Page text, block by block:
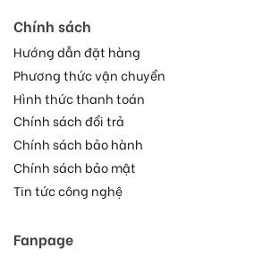
Chính sách
Hướng dẫn đặt hàng
Phương thức vận chuyển
Hình thức thanh toán
Chính sách đổi trả
Chính sách bảo hành
Chính sách bảo mật
Tin tức công nghệ
Fanpage